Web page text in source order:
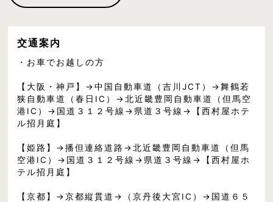
交通案内
・お車でお越しの方
【大阪・神戸】→中国自動車道（吉川JCT）→舞鶴若
狭自動車道（春日IC）→北近畿豊岡自動車道（但馬空
港IC）→国道３１２号線→県道３号線→【西村屋ホテ
ル招月庭】
【姫路】→播但連絡道路→北近畿豊岡自動車道（但馬
空港IC）→国道３１２号線→県道３号線→【西村屋ホ
テル招月庭】
【京都】→京都縦貫道→（京丹後大宮IC）→国道６５